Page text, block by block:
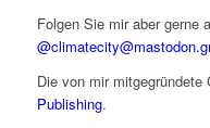
Folgen Sie mir aber gerne
Die von mir
Publishing.